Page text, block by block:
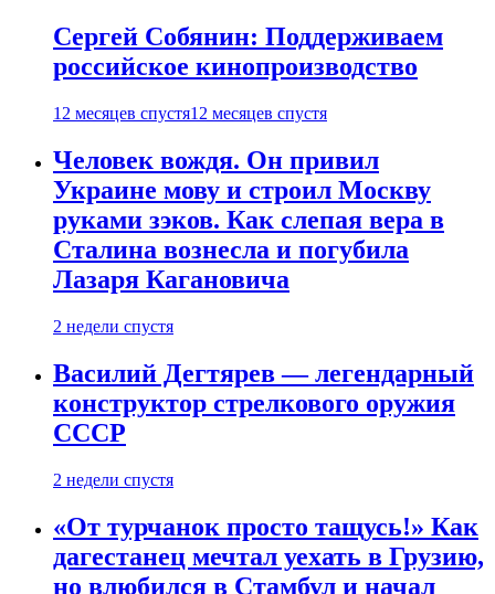
Сергей Собянин: Поддерживаем
российское кинопроизводство
12 месяцев спустя12 месяцев спустя
Человек вождя. Он привил
Украине мову и строил Москву
руками зэков. Как слепая вера в
Сталина вознесла и погубила
Лазаря Кагановича
2 недели спустя
Василий Дегтярев — легендарный
конструктор стрелкового оружия
СССР
2 недели спустя
«От турчанок просто тащусь!» Как
дагестанец мечтал уехать в Грузию,
но влюбился в Стамбул и начал